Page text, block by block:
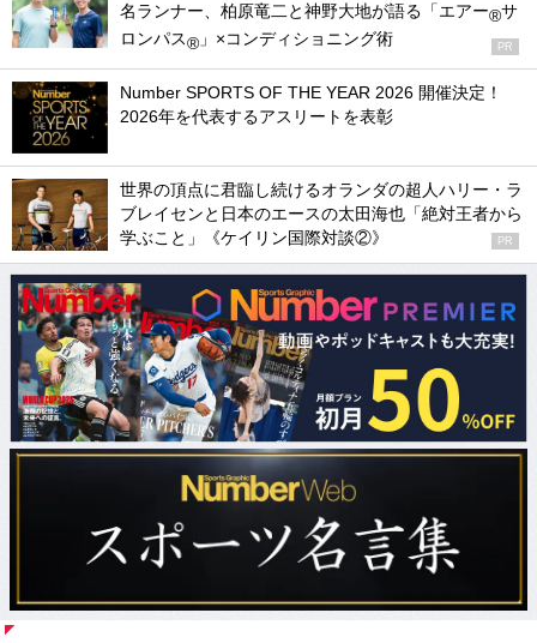
名ランナー、柏原竜二と神野大地が語る「エアー®サ
ロンパス® 」×コンディショニング術 PR
Number SPORTS OF THE YEAR 2026 開催決定！
2026年を代表するアスリートを表彰
世界の頂点に君臨し続けるオランダの超人ハリー・ラ
ブレイセンと日本のエースの太田海也「絶対王者から
学ぶこと」《ケイリン国際対談②》
PR